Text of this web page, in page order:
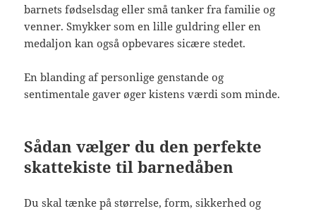
barnets fødselsdag eller små tanker fra familie og
venner. Smykker som en lille guldring eller en
medaljon kan også opbevares sicære stedet.
En blanding af personlige genstande og
sentimentale gaver øger kistens værdi som minde.
Sådan vælger du den perfekte
skattekiste til barnedåben
Du skal tænke på størrelse, form, sikkerhed og